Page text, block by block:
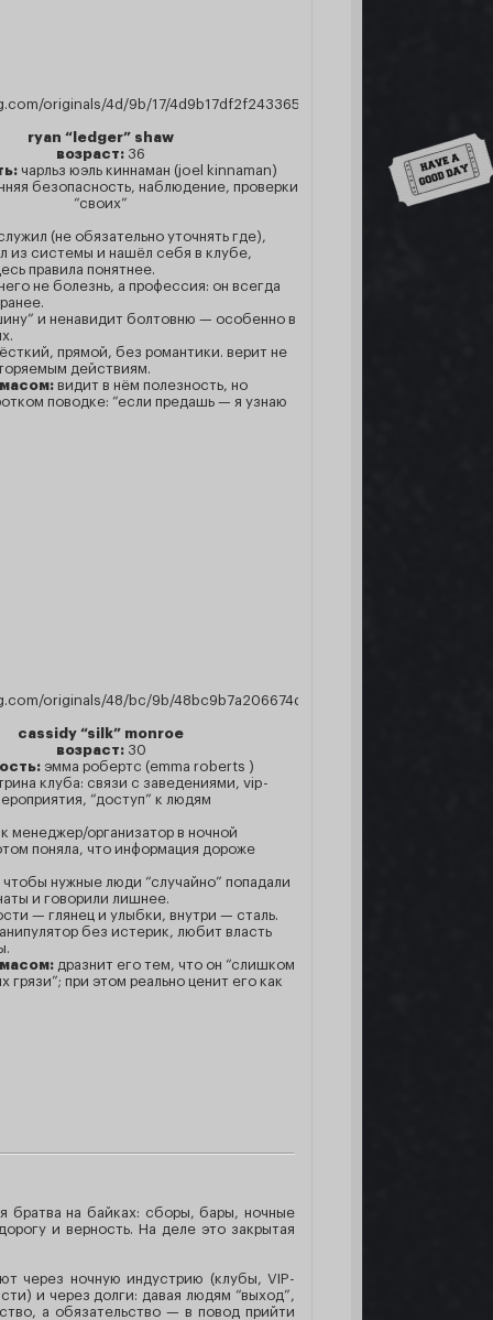
ryan “ledger” shaw
возраст: 36
чарльз юэль киннаман (joel kinnaman)
безопасность, наблюдение, проверки
“своих”
(не обязательно уточнять где),
из системы и нашёл себя в клубе,
правила понятнее.
не болезнь, а профессия: он всегда
и ненавидит болтовню — особенно в
прямой, без романтики. верит не
действиям.
видит в нём полезность, но
поводке: “если предашь — я узнаю
cassidy “silk” monroe
возраст: 30
эмма робертс (emma roberts )
клуба: связи с заведениями, vip-
“доступ” к людям
менеджер/организатор в ночной
поняла, что информация дороже
нужные люди “случайно” попадали
и говорили лишнее.
— глянец и улыбки, внутри — сталь.
без истерик, любит власть
дразнит его тем, что он “слишком
грязи”; при этом реально ценит его как
братва на байках: сборы, бары, ночные
и верность. На деле это закрытая
через ночную индустрию (клубы, VIP-
и через долги: давая людям “выход”,
а обязательство — в повод прийти